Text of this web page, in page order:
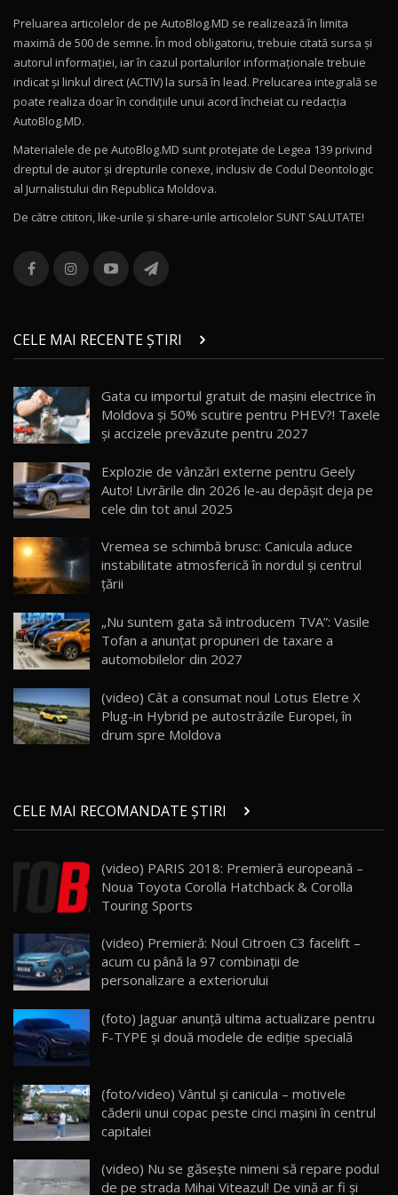
Mercedes-AMG E 53 HYBRID 4MATIC+ / Test
Drive AutoBlog.MD
16:27
11
Noul Volvo ES90 / Test Drive AutoBlog.MD
12
Noul MG HS / Test Drive AutoBlog.MD
16:48
13
combină aventura cu luxul / AutoBlog.MD
36:08
chinez care face lumea să se întoarcă după el
/ AutoBlog.MD
17:27
15 14:37
16
AutoBlogMD
13:10
17
30:08
Noul Geely EX5 EM-i care a cucerit Moldova
AutoBlog.MD
23:36
20
Noul ZEEKR 7X / Test Drive AutoBlog.MD
29:08
21
Micul BYD Dolphin Surf / Test Drive
AutoBlog.MD
16:59
Noua Mazda 6e / Test Drive AutoBlog.MD
26:59
23
Lynk & Co 01 / Test Drive AutoBlog.MD
25:19
24
ZEEKR 009: Cel mai Performant și Confortabil
Van Electric Testat în Moldova / AutoBlog.MD
26:38
25
mai Exclusiv și Puternic Defender Testat în
Moldova
32:21
26
AutoBlog.MD
10:57
Preluarea articolelor de pe AutoBlog.MD se realizează în limita
maximă de 500 de semne. În mod obligatoriu, trebuie citată sursa și
autorul informației, iar în cazul portalurilor informaționale trebuie
indicat și linkul direct (ACTIV) la sursă în lead. Prelucarea integrală se
poate realiza doar în condițiile unui acord încheiat cu redacţia
AutoBlog.MD.
Materialele de pe AutoBlog.MD sunt protejate de Legea 139 privind
dreptul de autor și drepturile conexe, inclusiv de Codul Deontologic
al Jurnalistului din Republica Moldova.
De către cititori, like-urile şi share-urile articolelor SUNT SALUTATE!
CELE MAI RECENTE ȘTIRI
Gata cu importul gratuit de mașini electrice în
Moldova și 50% scutire pentru PHEV?! Taxele
și accizele prevăzute pentru 2027
Explozie de vânzări externe pentru Geely
Auto! Livrările din 2026 le-au depășit deja pe
cele din tot anul 2025
Vremea se schimbă brusc: Canicula aduce
instabilitate atmosferică în nordul și centrul
țării
„Nu suntem gata să introducem TVA”: Vasile
Tofan a anunțat propuneri de taxare a
automobilelor din 2027
(video) Cât a consumat noul Lotus Eletre X
Plug-in Hybrid pe autostrăzile Europei, în
drum spre Moldova
CELE MAI RECOMANDATE ȘTIRI
(video) PARIS 2018: Premieră europeană –
Noua Toyota Corolla Hatchback & Corolla
Touring Sports
(video) Premieră: Noul Citroen C3 facelift –
acum cu până la 97 combinaţii de
personalizare a exteriorului
(foto) Jaguar anunţă ultima actualizare pentru
F-TYPE şi două modele de ediţie specială
(foto/video) Vântul și canicula – motivele
căderii unui copac peste cinci mașini în centrul
capitalei
(video) Nu se găseşte nimeni să repare podul
de pe strada Mihai Viteazul! De vină ar fi şi